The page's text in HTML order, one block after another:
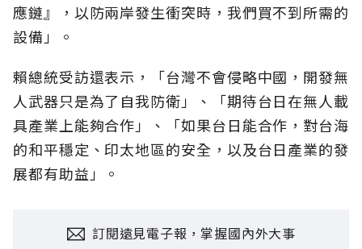
應鏈』，以防兩岸發生衝突時，我們買不到所需的
設備」。
賴總統受訪還表示，「台灣不會侵略中國，開發無
人武器只是為了自我防衛」、「期待台日在無人載
具產業上能夠合作」、「如果台日能合作，對台海
的和平穩定、印太地區的安全，以及台日產業的發
展都有助益」。
訂閱遠見電子報，掌握國內外大事